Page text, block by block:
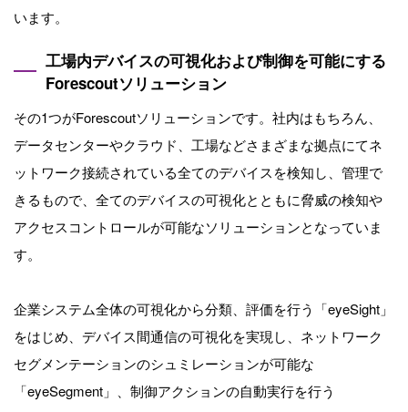
います。
工場内デバイスの可視化および制御を可能にする
Forescoutソリューション
その1つがForescoutソリューションです。社内はもちろん、
データセンターやクラウド、工場などさまざまな拠点にてネ
ットワーク接続されている全てのデバイスを検知し、管理で
きるもので、全てのデバイスの可視化とともに脅威の検知や
アクセスコントロールが可能なソリューションとなっていま
す。
企業システム全体の可視化から分類、評価を行う「eyeSight」
をはじめ、デバイス間通信の可視化を実現し、ネットワーク
セグメンテーションのシュミレーションが可能な
「eyeSegment」、制御アクションの自動実行を行う